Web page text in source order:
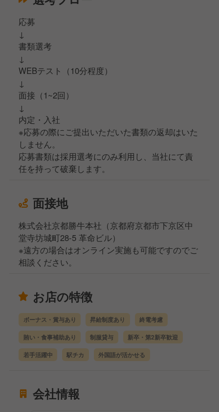
応募
↓
書類選考
↓
WEBテスト（10分程度）
↓
面接（1~2回）
↓
内定・入社
※応募の際にご提出いただいた書類の返却はいた
しません。
応募書類は採用選考にのみ利用し、当社にて責
任を持って破棄します。
面接地
株式会社京都勝牛本社（京都府京都市下京区中
堂寺坊城町28-5 革命ビル）
※遠方の場合はオンライン実施も可能ですのでご
相談ください。
お店の特徴
ボーナス・賞与あり 昇給制度あり 終電考慮
賄い・食事補助あり 制服貸与 新卒・第2新卒歓迎
若手活躍中 駅チカ 外国語が活かせる
会社情報